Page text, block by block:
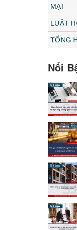
MẠI
LUẬT
TỔNG
Nổi